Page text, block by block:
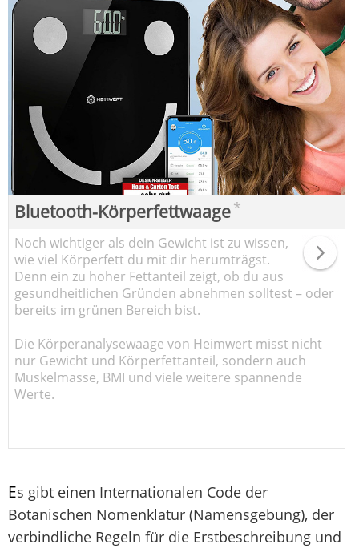
Bluetooth-Körperfettwaage*
Noch wichtiger als dein Gewicht ist zu wissen,
wie viel Körperfett du mit dir herumträgst.
Denn ein zu hoher Fettanteil zeigt, ob du aus
gesundheitlichen Gründen abnehmen solltest – oder
bereits im grünen Bereich bist.
Die Körperanalysewaage von Heimwert misst nicht
nur Gewicht und Körperfettanteil, sondern auch
Muskelmasse, BMI und viele weitere spannende
Werte.
Es gibt einen Internationalen Code der
Botanischen Nomenklatur (Namensgebung), der
verbindliche Regeln für die Erstbeschreibung und